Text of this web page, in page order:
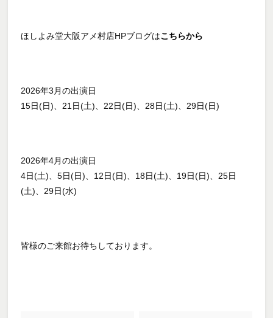
ほしよみ堂大阪アメ村店HPブログはこちらから
2026年3月の出演日
15日(日)、21日(土)、22日(日)、28日(土)、29日(日)
2026年4月の出演日
4日(土)、5日(日)、12日(日)、18日(土)、19日(日)、25日
(土)、29日(水)
皆様のご来館お待ちしております。